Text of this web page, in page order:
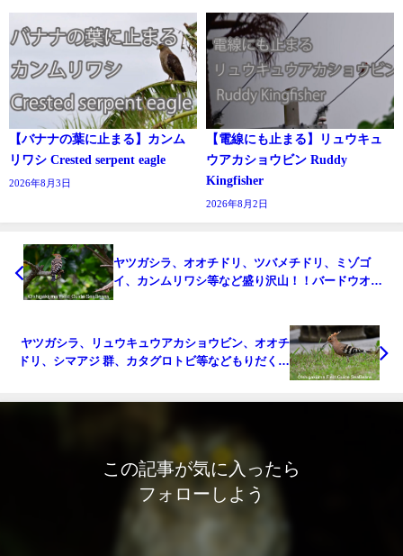
【バナナの葉に止まる】カンム
リワシ Crested serpent eagle
2026年8月3日
【電線にも止まる】リュウキュ
ウアカショウビン Ruddy
Kingfisher
2026年8月2日
ヤツガシラ、オオチドリ、ツバメチドリ、ミゾゴ
イ、カンムリワシ等など盛り沢山！！バードウオッ
ヤツガシラ、リュウキュウアカショウビン、オオチ
ドリ、シマアジ 群、カタグロトビ等などもりだくさ
この記事が気に入ったら
フォローしよう